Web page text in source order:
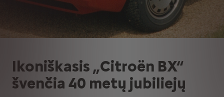
Ikoniškasis „Citroën BX“
švenčia 40 metų jubiliejų